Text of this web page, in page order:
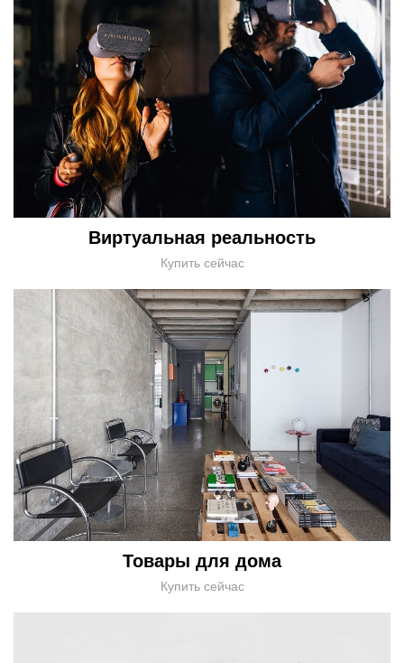
Виртуальная реальность
Купить сейчас
Товары для дома
Купить сейчас